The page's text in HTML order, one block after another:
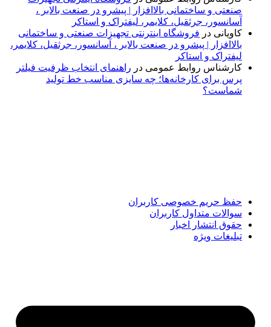
صنعتی و ساختمانی بالاافزار | پیشرو در صنعت بالابر ،
آسانسور، جرثقیل، کلایمر، لیفتراک و استاکر
کاویانی در فروشگاه اینترنتی تجهیزات صنعتی و ساختمانی
بالاافزار | پیشرو در صنعت بالابر ، آسانسور، جرثقیل، کلایمر،
لیفتراک و استاکر
کارشناس روابط عمومی در راهنمای انتخاب ظرفیت فیلتر
پرس برای کارخانه‌ها؛ چه سایزی مناسب خط تولید
شماست؟
حفظ حریم خصوصی کاربران
سوالات متداول کاربران
حقوق انتشار اخبار
تبلیغات ویژه